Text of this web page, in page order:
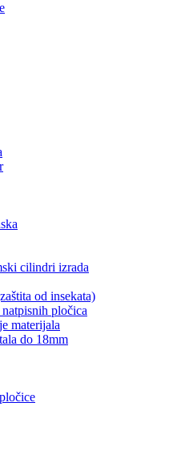
cilindri izrada
od insekata)
pločica
materijala
do 18mm